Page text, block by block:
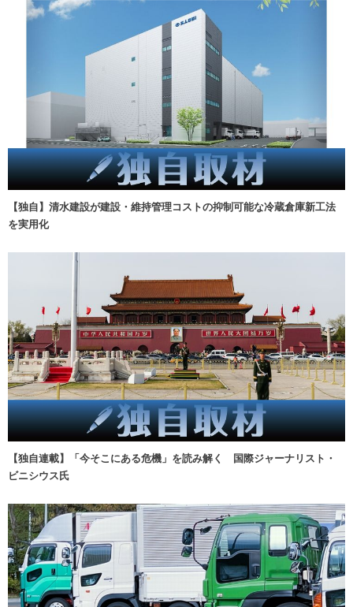
【独自】清水建設が建設・維持管理コストの抑制可能な冷蔵倉庫新工法
を実用化
【独自連載】「今そこにある危機」を読み解く 国際ジャーナリスト・
ビニシウス氏